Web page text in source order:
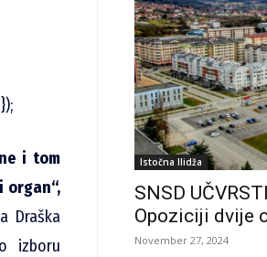
i tom
Draška
izboru
Istočna Ilidža
SNSD
Opoziciji dvije
November 27, 2024